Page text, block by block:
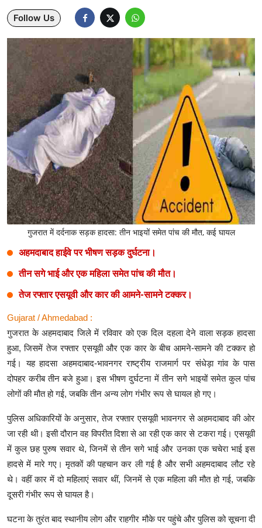
Lifestyle
Health
Development
Career
Literature
Tour & Travel
History Speaks
About Us
Contact Us
Follow Us
गुजरात में दर्दनाक सड़क हादसा: तीन भाइयों समेत पांच की मौत, कई घायल
अहमदाबाद हाईवे पर भीषण सड़क दुर्घटना।
तीन सगे भाई और एक महिला समेत पांच की मौत।
तेज रफ्तार एसयूवी और कार की आमने-सामने टक्कर।
Gujarat / Ahmedabad :
गुजरात के अहमदाबाद जिले में रविवार को एक दिल दहला देने वाला सड़क हादसा
हुआ, जिसमें तेज रफ्तार एसयूवी और एक कार के बीच आमने-सामने की टक्कर हो
गई। यह हादसा अहमदाबाद-भावनगर राष्ट्रीय राजमार्ग पर संधेड़ा गांव के पास
दोपहर करीब तीन बजे हुआ। इस भीषण दुर्घटना में तीन सगे भाइयों समेत कुल पांच
लोगों की मौत हो गई, जबकि तीन अन्य लोग गंभीर रूप से घायल हो गए।
पुलिस अधिकारियों के अनुसार, तेज रफ्तार एसयूवी भावनगर से अहमदाबाद की ओर
जा रही थी। इसी दौरान वह विपरीत दिशा से आ रही एक कार से टकरा गई। एसयूवी
में कुल छह पुरुष सवार थे, जिनमें से तीन सगे भाई और उनका एक चचेरा भाई इस
हादसे में मारे गए। मृतकों की पहचान कर ली गई है और सभी अहमदाबाद लौट रहे
थे। वहीं कार में दो महिलाएं सवार थीं, जिनमें से एक महिला की मौत हो गई, जबकि
दूसरी गंभीर रूप से घायल है।
घटना के तुरंत बाद स्थानीय लोग और राहगीर मौके पर पहुंचे और पुलिस को सूचना दी